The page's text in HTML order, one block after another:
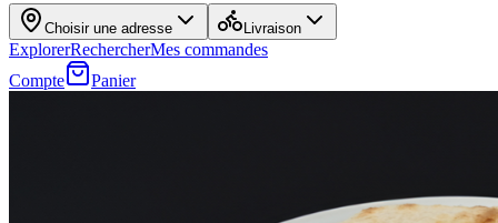
Choisir une adresse Livraison
ExplorerRechercherMes commandes
Compte
Panier